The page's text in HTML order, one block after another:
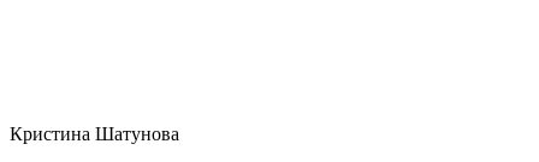
Кристина Шатунова